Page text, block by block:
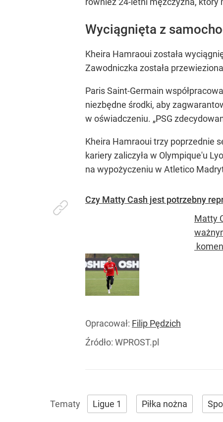
Wyciągnięta z
Kheira Hamraoui została
Zawodniczka została
Paris Saint-Germain
niezbędne środki, aby
w oświadczeniu. „PSG
Kheira Hamraoui trzy poprzednie
kariery zaliczyła w Olympique'u
na wypożyczeniu w Atletico
Czy Matty Cash jest potrzebny
Matty
Opracował: Filip Pędzich
Źródło: WPROST.pl
Ligue 1 Piłka nożna